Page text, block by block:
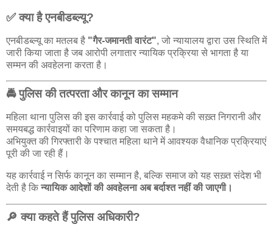
✅ क्या है एनबीडब्ल्यू?
एनबीडब्ल्यू का मतलब है "गैर-जमानती वारंट", जो न्यायालय द्वारा उस स्थिति में
जारी किया जाता है जब आरोपी लगातार न्यायिक प्रक्रिया से भागता है या
सम्मन की अवहेलना करता है।
🚔 पुलिस की तत्परता और कानून का सम्मान
महिला थाना पुलिस की इस कार्रवाई को पुलिस महकमे की सख़्त निगरानी और
समयबद्ध कार्रवाइयों का परिणाम कहा जा सकता है।
अभियुक्त की गिरफ्तारी के पश्चात महिला थाने में आवश्यक वैधानिक प्रक्रियाएं
पूरी की जा रही हैं।
यह कार्रवाई न सिर्फ कानून का सम्मान है, बल्कि समाज को यह सख़्त संदेश भी
देती है किन्यायिक आदेशों की अवहेलना अब बर्दाश्त नहीं की जाएगी।
🔎 क्या कहते हैं पुलिस अधिकारी?